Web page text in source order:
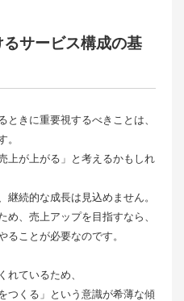
サービス構成の基
ときに重要視するべきことは、
。
上が上がる」と考えるかもしれ
継続的な成長は見込めません。
、売上アップを目指すなら、
ることが必要なのです。
れているため、
つくる」という意識が希薄な傾